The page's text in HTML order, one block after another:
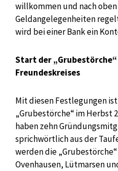
willkommen und nach
Geldangelegenheiten
wird bei einer Bank ein
Start der
Freundeskreises
Mit diesen Festlegungen
„Grubestörche“ im Herbst
haben zehn
sprichwörtlich aus der
werden die
Ovenhausen, Lütmarsen